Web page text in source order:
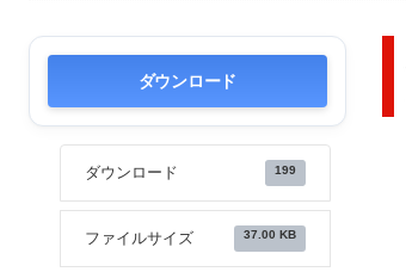
ダウンロード
ダウンロード 199
ファイルサイズ 37.00 KB